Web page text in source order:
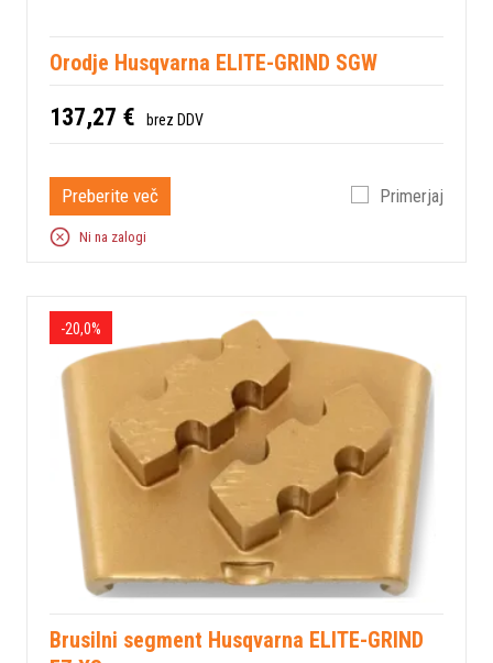
Orodje Husqvarna ELITE-GRIND SGW
137,27 € brez DDV
Preberite več Primerjaj
Ni na zalogi
-20,0%
Brusilni segment Husqvarna ELITE-GRIND